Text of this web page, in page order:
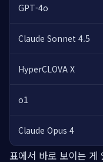
GPT-4o
Claude Sonnet 4.5
HyperCLOVA X
o1
Claude Opus 4
표에서 바로 보이는